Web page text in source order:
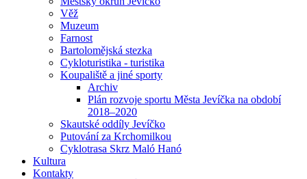
Věž
Muzeum
Farnost
Bartolomějská stezka
Cykloturistika - turistika
Koupaliště a jiné sporty
Archiv
Plán rozvoje sportu Města Jevíčka na období
2018–2020
Skautské oddíly Jevíčko
Putování za Krchomilkou
Cyklotrasa Skrz Maló Hanó
Kultura
Kontakty